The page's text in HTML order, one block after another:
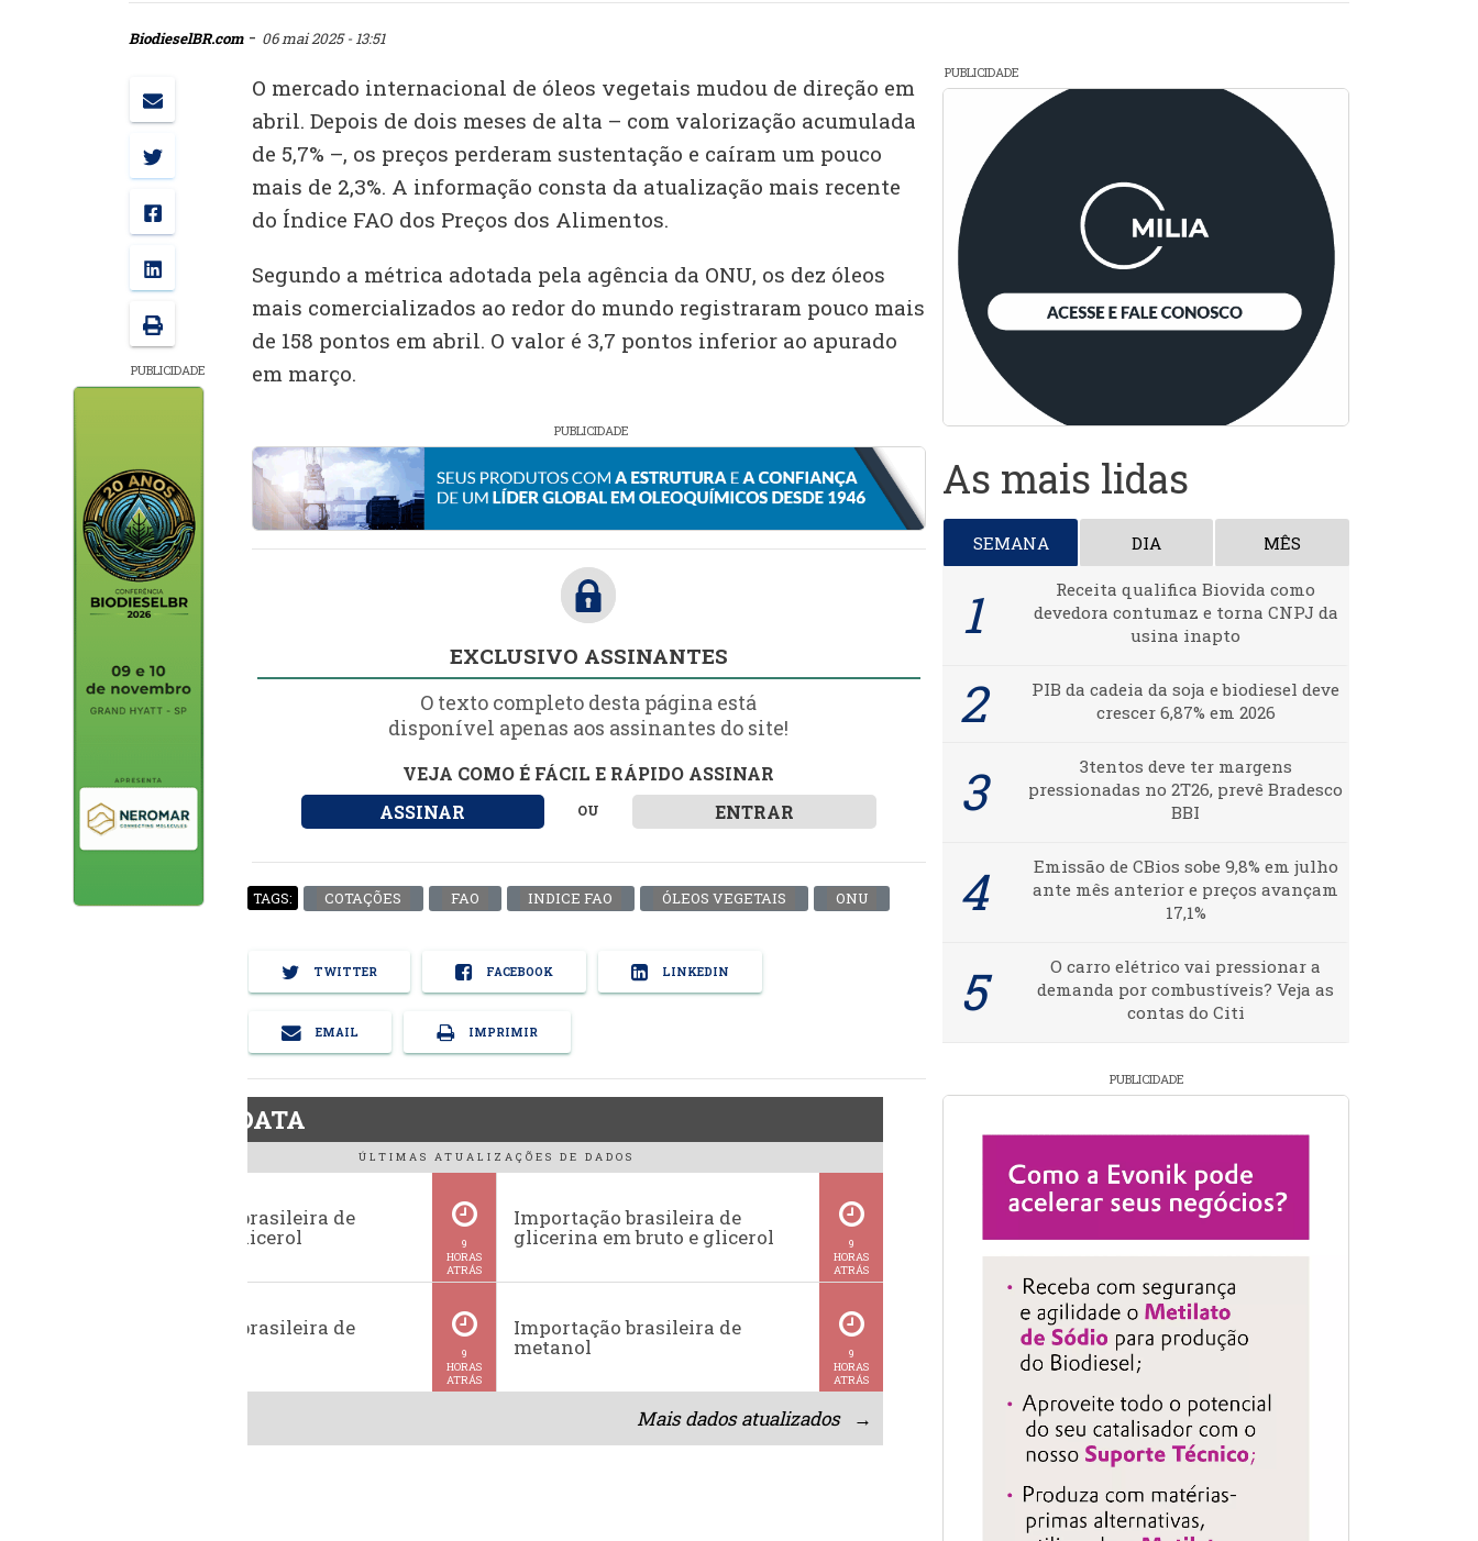
BiodieselBR.com- 06 mai 2025 - 13:51
PUBLICIDADE
O mercado internacional de óleos vegetais mudou de direção em
abril. Depois de dois meses de alta – com valorização acumulada
de 5,7% –, os preços perderam sustentação e caíram um pouco
mais de 2,3%. A informação consta da atualização mais recente
do Índice FAO dos Preços dos Alimentos.
Segundo a métrica adotada pela agência da ONU, os dez óleos
mais comercializados ao redor do mundo registraram pouco mais
de 158 pontos em abril. O valor é 3,7 pontos inferior ao apurado
em março.
PUBLICIDADE
EXCLUSIVO ASSINANTES
O texto completo desta página está
disponível apenas aos assinantes do site!
VEJA COMO É FÁCIL E RÁPIDO ASSINAR
ASSINAR
OU ENTRAR
TAGS: COTAÇÕES FAO INDICE FAO ÓLEOS VEGETAIS ONU
TWITTER FACEBOOK LINKEDIN
EMAIL IMPRIMIR
BiodieselDATA
ÚLTIMAS ATUALIZAÇÕES DE DADOS
Exportação brasileira de
glicerina e glicerol
9
HORAS
ATRÁS
Importação brasileira de
glicerina em bruto e glicerol
9
HORAS
ATRÁS
Exportação brasileira de
9
HORAS
ATRÁS
Importação brasileira de
metanol
9
HORAS
ATRÁS
Mais dados atualizados →
PUBLICIDADE
As mais lidas
SEMANA DIA MÊS
Receita qualifica Biovida como
devedora contumaz e torna CNPJ da
usina inapto
PIB da cadeia da soja e biodiesel deve
crescer 6,87% em 2026
3tentos deve ter margens
pressionadas no 2T26, prevê Bradesco
BBI
Emissão de CBios sobe 9,8% em julho
ante mês anterior e preços avançam
17,1%
O carro elétrico vai pressionar a
demanda por combustíveis? Veja as
contas do Citi
PUBLICIDADE